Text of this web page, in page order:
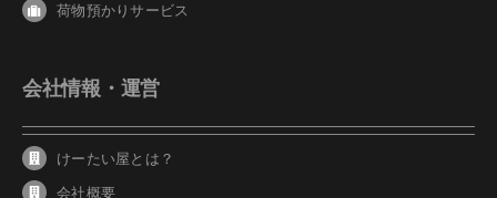
荷物預かりサービス
会社情報・運営
けーたい屋とは？
会社概要